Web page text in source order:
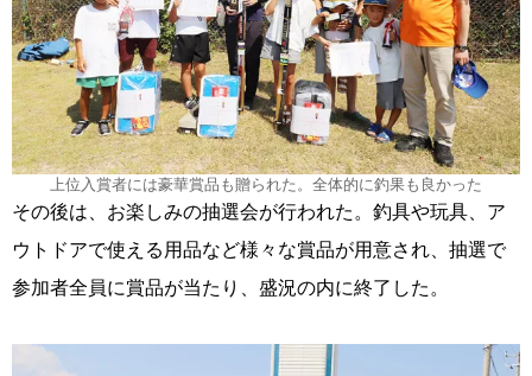
上位入賞者には豪華賞品も贈られた。全体的に釣果も良かった
その後は、お楽しみの抽選会が行われた。釣具や玩具、ア
ウトドアで使える用品など様々な賞品が用意され、抽選で
参加者全員に賞品が当たり、盛況の内に終了した。